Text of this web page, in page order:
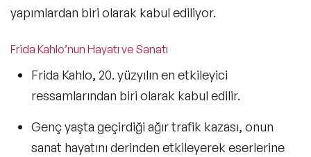
yapımlardan biri olarak kabul ediliyor.
Frida Kahlo’nun Hayatı ve Sanatı
Frida Kahlo, 20. yüzyılın en etkileyici
ressamlarından biri olarak kabul edilir.
Genç yaşta geçirdiği ağır trafik kazası, onun
sanat hayatını derinden etkileyerek eserlerine